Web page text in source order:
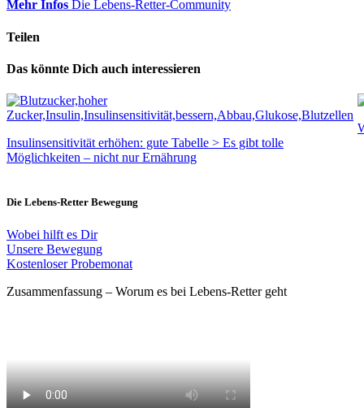
Mehr Infos Die Lebens-Retter-Community
Teilen
Das könnte Dich auch interessieren
Insulinsensitivität erhöhen: gute Tabelle > Es gibt tolle
Möglichkeiten – nicht nur Ernährung
Die Lebens-Retter Bewegung
Wobei hilft es Dir
Unsere Bewegung
Kostenloser Probemonat
Zusammenfassung – Worum es bei Lebens-Retter geht